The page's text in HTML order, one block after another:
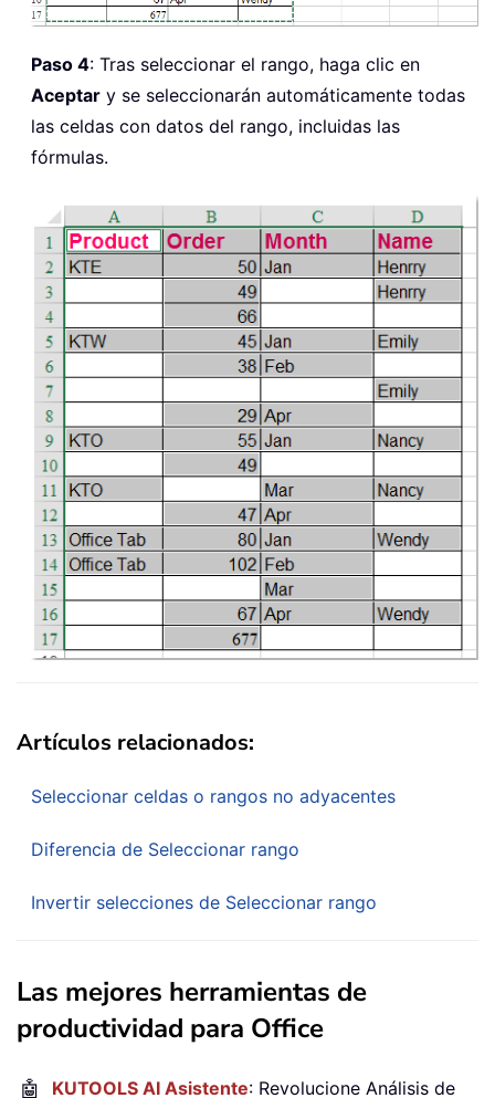
Paso 4: Tras seleccionar el rango, haga clic en
Aceptar y se seleccionarán automáticamente todas
las celdas con datos del rango, incluidas las
fórmulas.
Artículos relacionados:
Seleccionar celdas o rangos no adyacentes
Diferencia de Seleccionar rango
Invertir selecciones de Seleccionar rango
Las mejores herramientas de
productividad para Office
🤖 KUTOOLS AI Asistente: Revolucione Análisis de